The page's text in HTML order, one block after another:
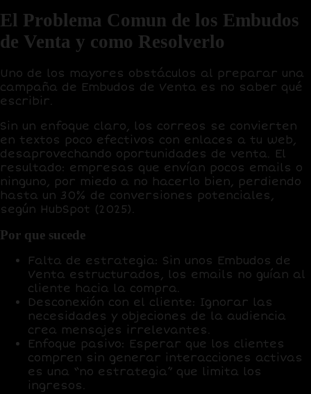
El Problema Comun de los Embudos
de Venta y como Resolverlo
Uno de los mayores obstáculos al preparar una
campaña de Embudos de Venta es no saber qué
escribir.
Sin un enfoque claro, los correos se convierten
en textos poco efectivos con enlaces a tu web,
desaprovechando oportunidades de venta. El
resultado: empresas que envían pocos emails o
ninguno, por miedo a no hacerlo bien, perdiendo
hasta un 30% de conversiones potenciales ,
según HubSpot (2025).
Por que sucede
Falta de estrategia: Sin unos Embudos de
Venta estructurados, los emails no guían al
cliente hacia la compra.
Desconexión con el cliente: Ignorar las
necesidades y objeciones de la audiencia
crea mensajes irrelevantes.
Enfoque pasivo: Esperar que los clientes
compren sin generar interacciones activas
es una “no estrategia” que limita los
ingresos.